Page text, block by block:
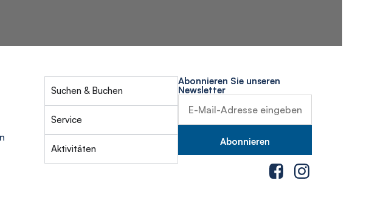
Suchen & Buchen
Service
Aktivitäten
Abonnieren Sie unseren
Newsletter